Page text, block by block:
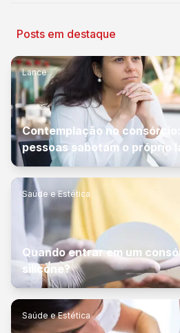
Posts em destaque
Lance
Contemplação no
pessoas sabotam o próprio
Saúde e Estética
Quando entrar em um
silicone?
Saúde e Estética